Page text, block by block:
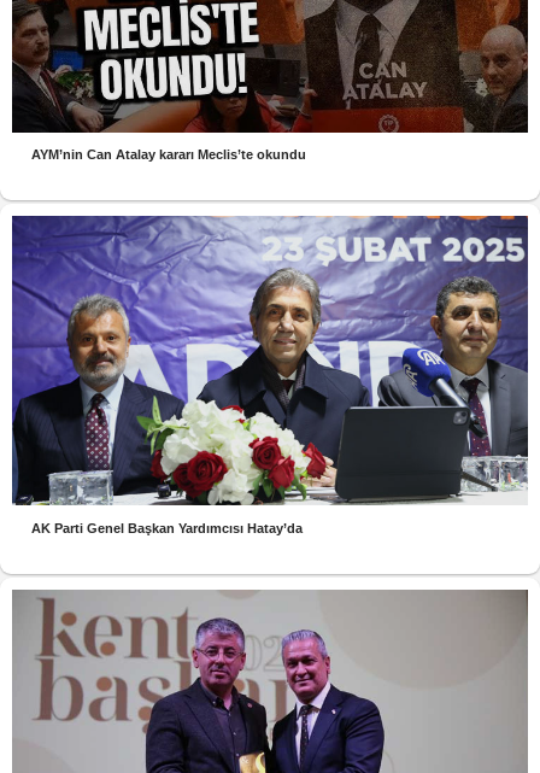
AYM’nin Can Atalay kararı Meclis’te okundu
AK Parti Genel Başkan Yardımcısı Hatay’da